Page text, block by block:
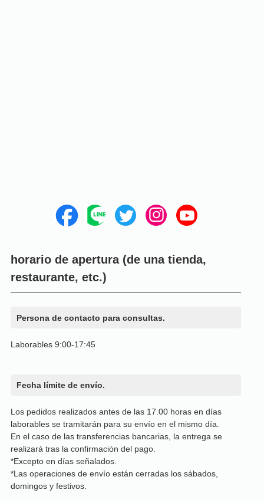
horario de apertura (de una tienda,
restaurante, etc.)
Persona de contacto para consultas.
Laborables 9:00-17:45
Fecha límite de envío.
Los pedidos realizados antes de las 17.00 horas en días
laborables se tramitarán para su envío en el mismo día.
En el caso de las transferencias bancarias, la entrega se
realizará tras la confirmación del pago.
*Excepto en días señalados.
*Las operaciones de envío están cerradas los sábados,
domingos y festivos.